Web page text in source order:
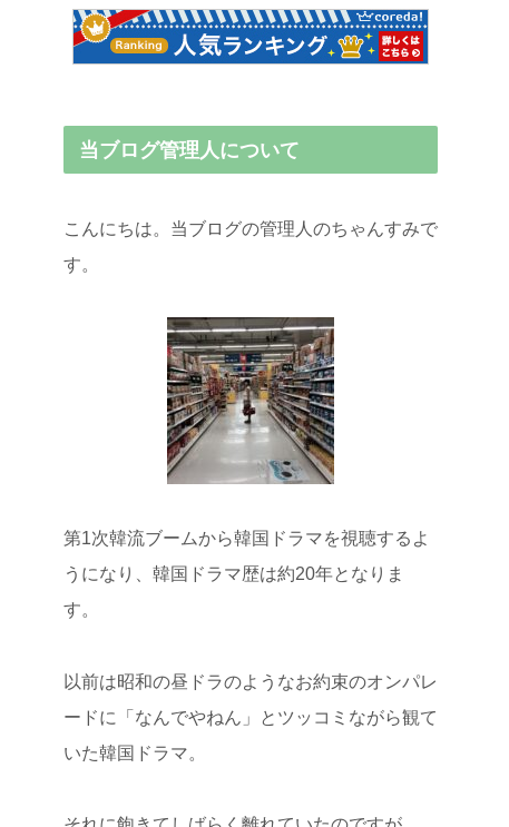
当ブログ管理人について
こんにちは。当ブログの管理人のちゃんすみで
す。
第1次韓流ブームから韓国ドラマを視聴するよ
うになり、韓国ドラマ歴は約20年となりま
す。
以前は昭和の昼ドラのようなお約束のオンパレ
ードに「なんでやねん」とツッコミながら観て
いた韓国ドラマ。